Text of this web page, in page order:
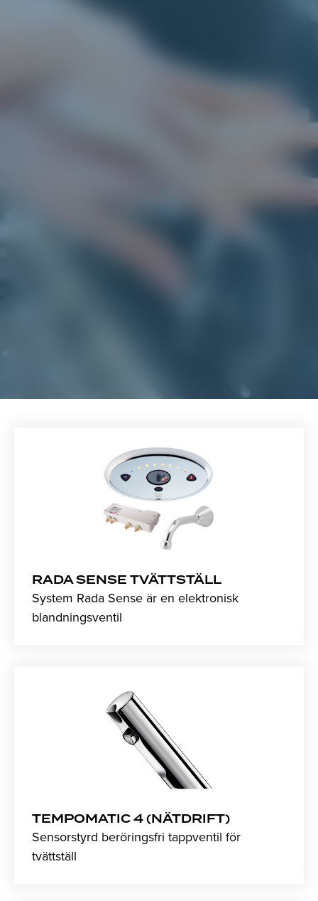
RADA SENSE TVÄTTSTÄLL
System Rada Sense är en elektronisk
blandningsventil
TEMPOMATIC 4 (NÄTDRIFT)
Sensorstyrd beröringsfri tappventil för
tvättställ